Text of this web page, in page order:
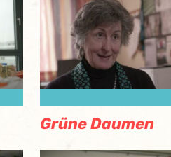
Grüne Daumen